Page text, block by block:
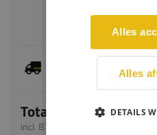
Dit artikel is
bedraagt 1-3
Totaal
incl. BTW
Alles
Alles
DETAILS